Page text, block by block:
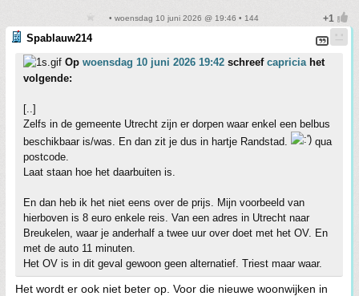
• woensdag 10 juni 2026 @ 19:46 • 144
Spablauw214
Op woensdag 10 juni 2026 19:42 schreef capricia het
volgende:
[..]
Zelfs in de gemeente Utrecht zijn er dorpen waar enkel een belbus
beschikbaar is/was. En dan zit je dus in hartje Randstad.
qua
postcode.
Laat staan hoe het daarbuiten is.
En dan heb ik het niet eens over de prijs. Mijn voorbeeld van
hierboven is 8 euro enkele reis. Van een adres in Utrecht naar
Breukelen, waar je anderhalf a twee uur over doet met het OV. En
met de auto 11 minuten.
Het OV is in dit geval gewoon geen alternatief. Triest maar waar.
Het wordt er ook niet beter op. Voor die nieuwe woonwijken in